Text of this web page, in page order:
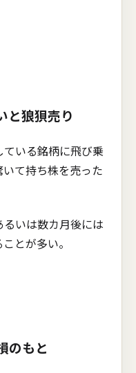
と狼狽売り
いる銘柄に飛び乗
て持ち株を売った
いは数カ月後には
とが多い。
のもと